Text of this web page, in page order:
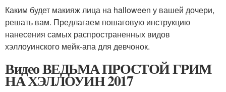
Каким будет макияж лица на halloween у вашей дочери,
решать вам. Предлагаем пошаговую инструкцию
нанесения самых распространенных видов
хэллоуинского мейк-апа для девчонок.
Видео ВЕДЬМА ПРОСТОЙ ГРИМ
НА ХЭЛЛОУИН 2017